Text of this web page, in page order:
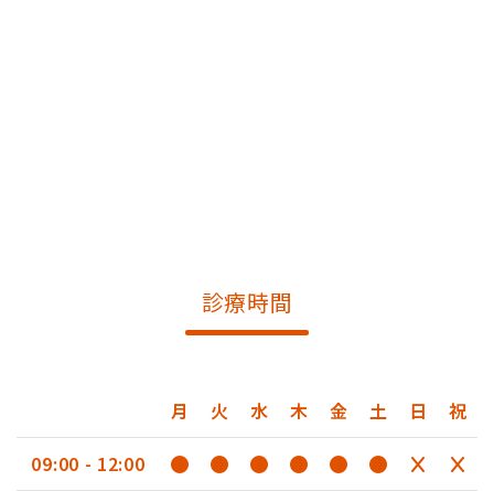
診療時間
月 火 水 木 金 土 日
祝
09:00 - 12:00